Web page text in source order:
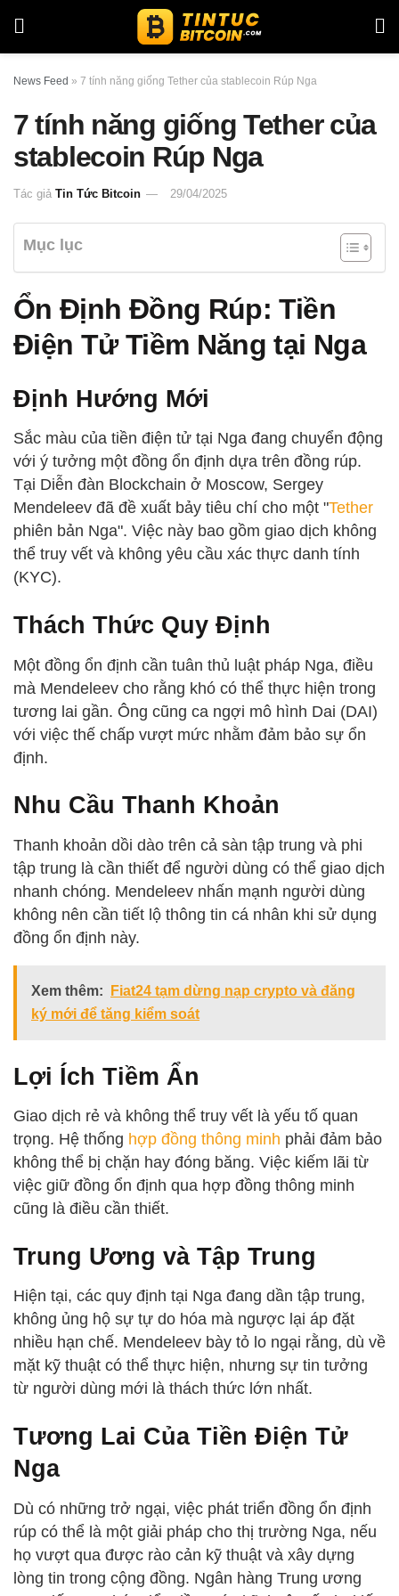
News Feed » 7 tính năng giống Tether của stablecoin Rúp Nga
7 tính năng giống Tether của
stablecoin Rúp Nga
Tác giả Tin Tức Bitcoin 29/04/2025
Mục lục
Ổn Định Đồng Rúp: Tiền
Điện Tử Tiềm Năng tại Nga
Định Hướng Mới
Sắc màu của tiền điện tử tại Nga đang chuyển động
với ý tưởng một đồng ổn định dựa trên đồng rúp.
Tại Diễn đàn Blockchain ở Moscow, Sergey
Mendeleev đã đề xuất bảy tiêu chí cho một "Tether
phiên bản Nga". Việc này bao gồm giao dịch không
thể truy vết và không yêu cầu xác thực danh tính
(KYC).
Thách Thức Quy Định
Một đồng ổn định cần tuân thủ luật pháp Nga, điều
mà Mendeleev cho rằng khó có thể thực hiện trong
tương lai gần. Ông cũng ca ngợi mô hình Dai (DAI)
với việc thế chấp vượt mức nhằm đảm bảo sự ổn
định.
Nhu Cầu Thanh Khoản
Thanh khoản dồi dào trên cả sàn tập trung và phi
tập trung là cần thiết để người dùng có thể giao dịch
nhanh chóng. Mendeleev nhấn mạnh người dùng
không nên cần tiết lộ thông tin cá nhân khi sử dụng
đồng ổn định này.
Xem thêm:
Fiat24 tạm dừng nạp crypto và đăng
ký mới để tăng kiểm soát
Lợi Ích Tiềm Ẩn
Giao dịch rẻ và không thể truy vết là yếu tố quan
trọng. Hệ thống hợp đồng thông minh phải đảm bảo
không thể bị chặn hay đóng băng. Việc kiếm lãi từ
việc giữ đồng ổn định qua hợp đồng thông minh
cũng là điều cần thiết.
Trung Ương và Tập Trung
Hiện tại, các quy định tại Nga đang dần tập trung,
không ủng hộ sự tự do hóa mà ngược lại áp đặt
nhiều hạn chế. Mendeleev bày tỏ lo ngại rằng, dù về
mặt kỹ thuật có thể thực hiện, nhưng sự tin tưởng
từ người dùng mới là thách thức lớn nhất.
Tương Lai Của Tiền Điện Tử
Nga
Dù có những trở ngại, việc phát triển đồng ổn định
rúp có thể là một giải pháp cho thị trường Nga, nếu
họ vượt qua được rào cản kỹ thuật và xây dựng
lòng tin trong cộng đồng. Ngân hàng Trung ương